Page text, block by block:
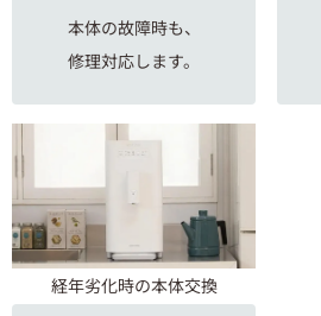
本体の故障時も、
修理対応します。
経年劣化時の本体交換